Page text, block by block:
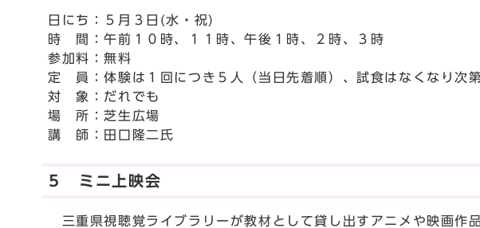
日にち：５月３日(水・祝)
時 間：午前１０時、１１時、午後１時、２時、３時
参加料：無料
定 員：体験は１回につき５人（当日先着順）、試食はなくなり次
対 象：だれでも
場 所：芝生広場
講 師：田口隆二氏
５ ミニ上映会
三重県視聴覚ライブラリーが教材として貸し出すアニメや映画作